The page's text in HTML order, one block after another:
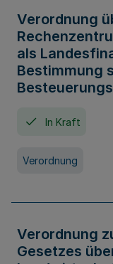
Verordnung
als
Bestimmung
In Kraft
Verordnung
Verordnung
Gesetzes